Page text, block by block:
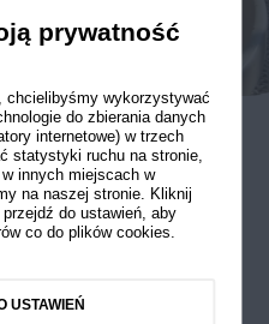
prywatność
chcielibyśmy wykorzystywać
do zbierania danych
internetowe) w trzech
statystyki ruchu na stronie,
innych miejscach w
na naszej stronie. Kliknij
do ustawień, aby
co do plików cookies.
USTAWIEŃ